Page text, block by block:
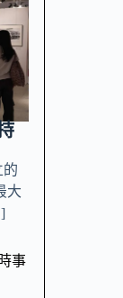
持
的
大
時事